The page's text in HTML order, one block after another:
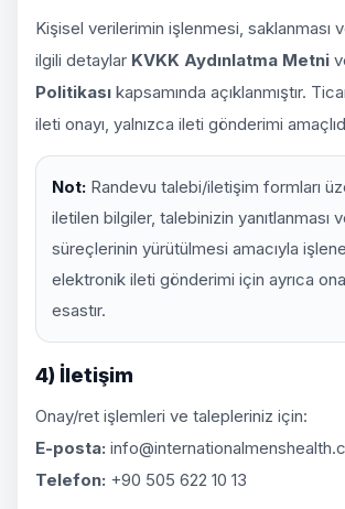
Kişisel verilerimin işlenmesi, saklanması
ilgili detaylar KVKK Aydınlatma Metni
Politikası kapsamında açıklanmıştır.
ileti onayı, yalnızca ileti gönderimi
Not: Randevu talebi/iletişim formları
iletilen bilgiler, talebinizin yanıtlanması
süreçlerinin yürütülmesi amacıyla
elektronik ileti gönderimi için ayrıca
esastır.
4) İletişim
Onay/ret işlemleri ve talepleriniz için:
E-posta:
Telefon: +90 505 622 10 13